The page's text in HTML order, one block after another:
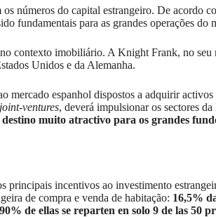
números do capital estrangeiro. De acordo
fundamentais para as grandes operações do
contexto imobiliário. A Knight Frank, no seu
Unidos e da Alemanha.
mercado espanhol dispostos a adquirir
joint-ventures, deverá impulsionar os sectores
destino muito atractivo para os grandes
principais incentivos ao investimento
de compra e venda de habitação: 16,5%
de ellas se reparten en solo 9 de las 50